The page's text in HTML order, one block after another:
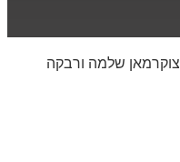
צוקרמאן שלמה ורבקה